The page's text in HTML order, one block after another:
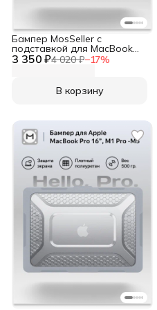
3 350 ₽4 020 ₽−17%
Бампер MosSeller c
подставкой для MacBook
Pro 16 (M1 Pro/Max, M3, M4,
В корзину